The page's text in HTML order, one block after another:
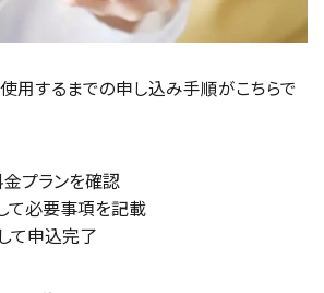
用するまでの申し込み手順がこちらで
プランを確認
て必要事項を記載
て申込完了